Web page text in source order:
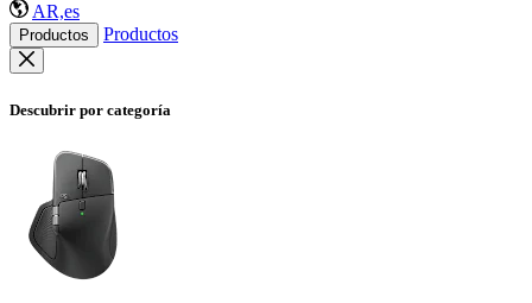
AR,es
Productos Productos
Descubrir por categoría